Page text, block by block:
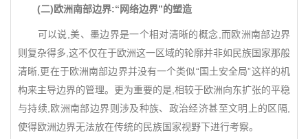
(二)欧洲南部边界:“网络边界”的塑造
可以说,美、墨边界是一个相对清晰的概念,而欧洲南部边界
则复杂得多,这不仅在于欧洲这一区域的轮廓并非如民族国家那般
清晰,更在于欧洲南部边界并没有一个类似“国土安全局”这样的机
构来主导边界的管理。更为重要的是,相较于欧洲向东扩张的平稳
与持续,欧洲南部边界则涉及种族、政治经济甚至文明上的区隔,
使得欧洲边界无法放在传统的民族国家视野下进行考察。